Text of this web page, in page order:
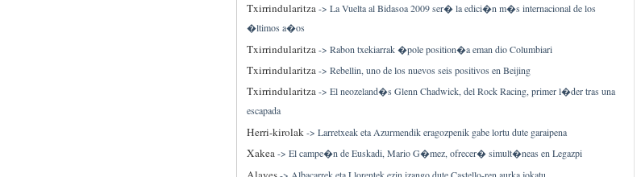
Txirrindularitza-> La Vuelta al Bidasoa 2009 ser� la edici�n m�s internacional de los
�ltimos a�os
Txirrindularitza-> Rabon txekiarrak �pole position�a eman dio Columbiari
Txirrindularitza-> Rebellin, uno de los nuevos seis positivos en Beijing
Txirrindularitza-> El neozeland�s Glenn Chadwick, del Rock Racing, primer l�der tras una
escapada
Herri-kirolak-> Larretxeak eta Azurmendik eragozpenik gabe lortu dute garaipena
Xakea-> El campe�n de Euskadi, Mario G�mez, ofrecer� simult�neas en Legazpi
-> Albacarrek eta Llorentek ezin izango dute Castello-ren aurka jokatu